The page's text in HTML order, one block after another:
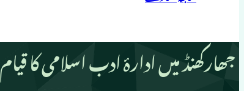
جھارکھنڈ میں ادارۂ ادب اسلامی کا قیام